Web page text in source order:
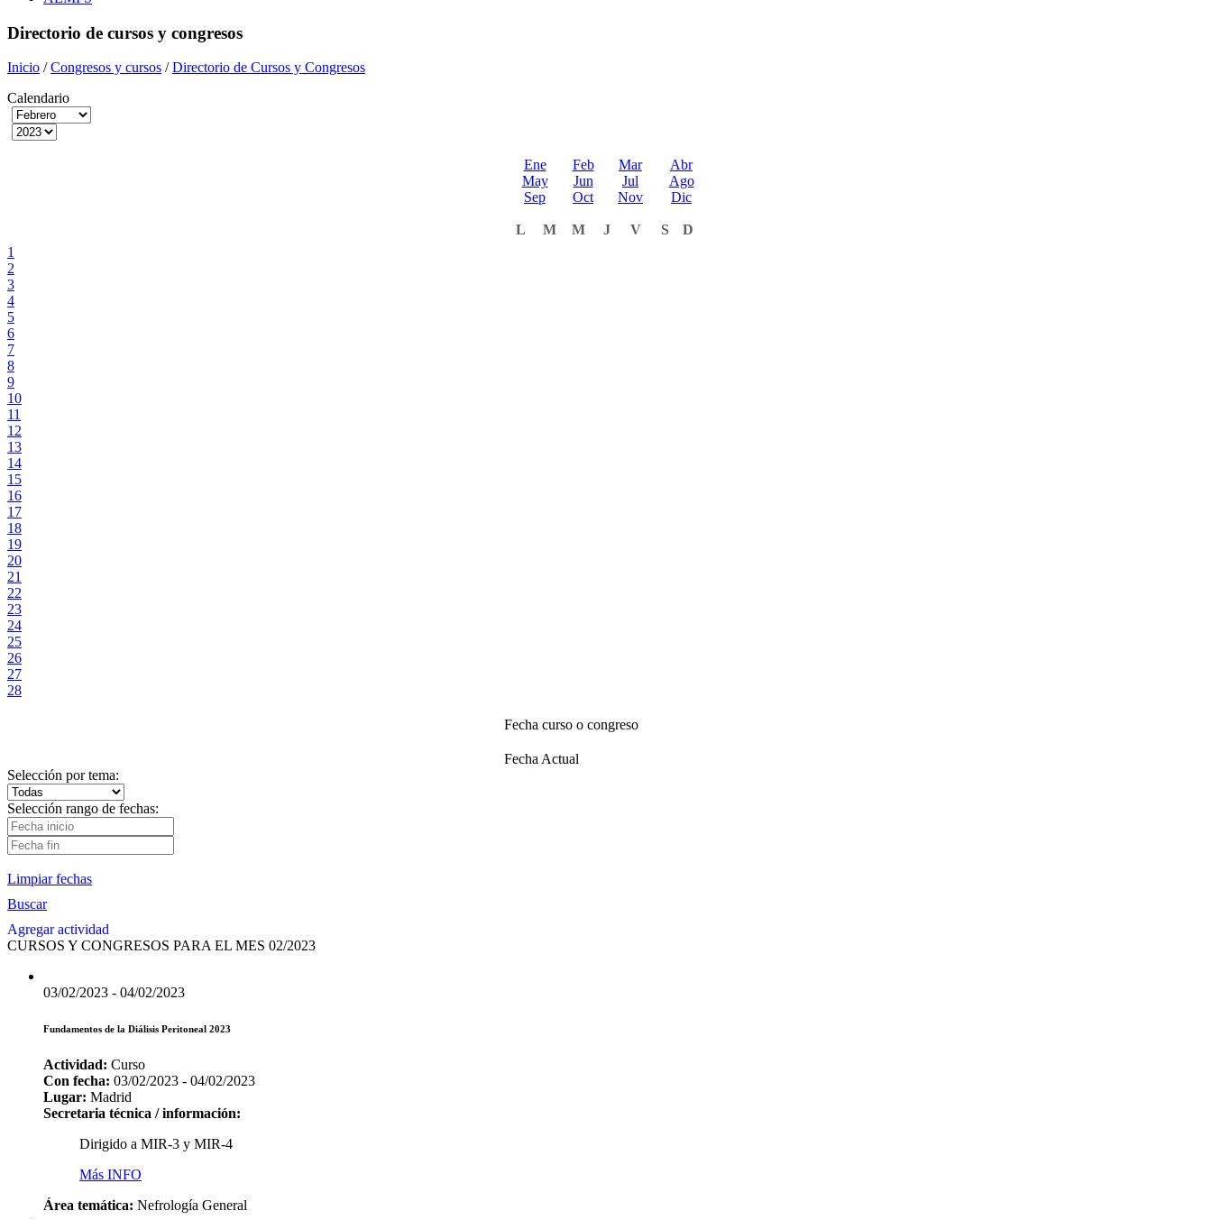
Directorio de cursos y congresos
Inicio /Congresos y cursos /Directorio de Cursos y Congresos
Calendario
Ene Feb Mar
Abr
May
Jun Jul
Ago
Sep
Oct Nov Dic
L M M J V S
D
1
2
3
4
5
6
7
8
9
10
11
12
13
14
15
16
17
18
19
20
21
22
23
24
25
26
27
28
Fecha curso o congreso
Fecha Actual
Selección por tema:
Selección rango de fechas:
Limpiar fechas
Buscar
Agregar actividad
CURSOS Y CONGRESOS PARA EL MES 02/2023
03/02/2023 - 04/02/2023
Fundamentos de la Diálisis Peritoneal 2023
Actividad: Curso
Con fecha: 03/02/2023 - 04/02/2023
Lugar: Madrid
Secretaria técnica / información:
Dirigido a MIR-3 y MIR-4
Más INFO
Área temática: Nefrología General